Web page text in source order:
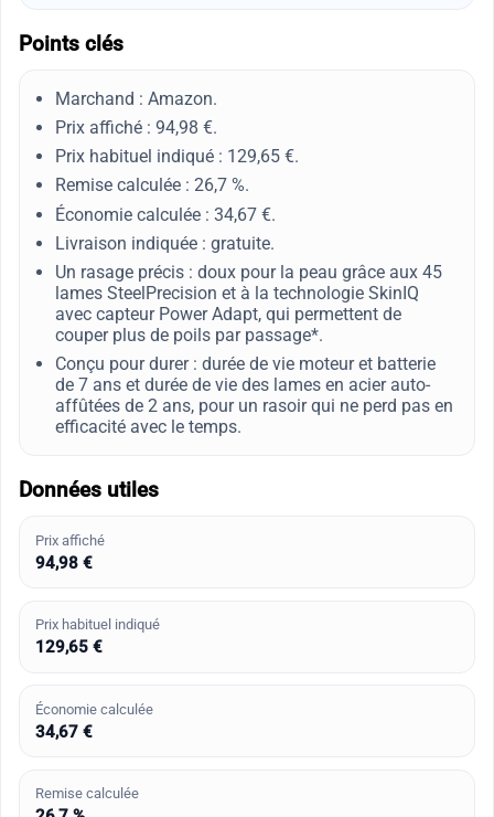
Points clés
Marchand : Amazon.
Prix affiché : 94,98 €.
Prix habituel indiqué : 129,65 €.
Remise calculée : 26,7 %.
Économie calculée : 34,67 €.
Livraison indiquée : gratuite.
Un rasage précis : doux pour la peau grâce aux 45
lames SteelPrecision et à la technologie SkinIQ
avec capteur Power Adapt, qui permettent de
couper plus de poils par passage*.
Conçu pour durer : durée de vie moteur et batterie
de 7 ans et durée de vie des lames en acier auto-
affûtées de 2 ans, pour un rasoir qui ne perd pas en
efficacité avec le temps.
Données utiles
Prix affiché
94,98 €
Prix habituel indiqué
129,65 €
Économie calculée
34,67 €
Remise calculée